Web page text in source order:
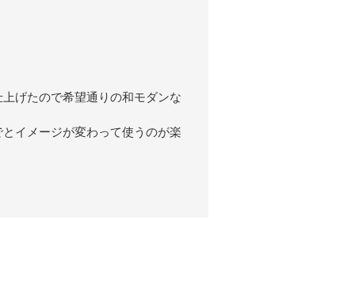
げたので希望通りの和モダンな
イメージが変わって使うのが楽